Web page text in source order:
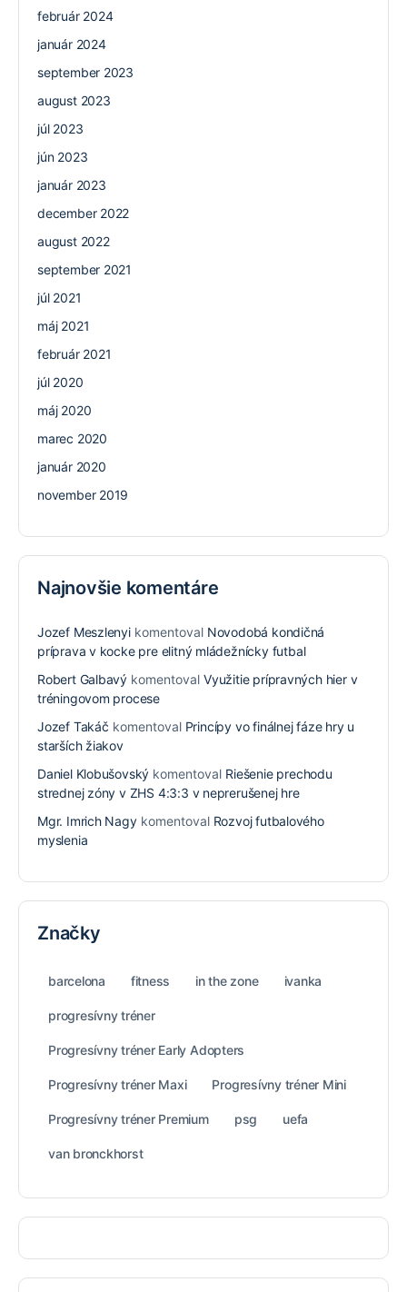
február 2024
január 2024
september 2023
august 2023
júl 2023
jún 2023
január 2023
december 2022
august 2022
september 2021
júl 2021
máj 2021
február 2021
júl 2020
máj 2020
marec 2020
január 2020
november 2019
Najnovšie komentáre
Jozef Meszlenyikomentoval Novodobá kondičná
príprava v kocke pre elitný mládežnícky futbal
Robert Galbavý komentovalVyužitie prípravných hier v
tréningovom procese
Jozef Takáč komentoval Princípy vo finálnej fáze hry u
starších žiakov
Daniel Klobušovský komentoval Riešenie prechodu
strednej zóny v ZHS 4:3:3 v neprerušenej hre
Mgr. Imrich Nagykomentoval Rozvoj futbalového
myslenia
Značky
barcelona fitness in the zone ivanka
progresívny tréner
Progresívny tréner Early Adopters
Progresívny tréner Maxi Progresívny tréner Mini
Progresívny tréner Premium psg uefa
van bronckhorst